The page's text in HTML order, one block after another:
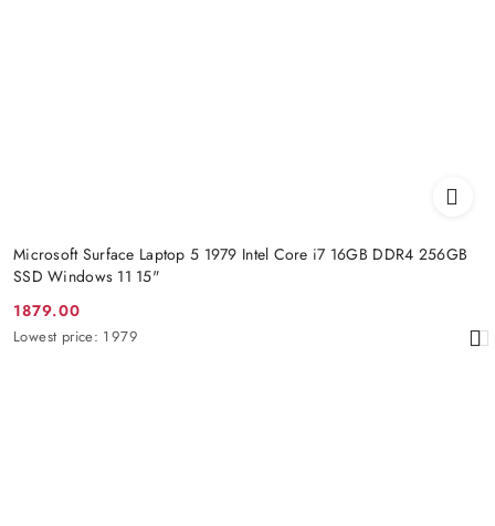
Microsoft Surface Laptop 5 1979 Intel Core i7 16GB DDR4 256GB
SSD Windows 11 15"
Promotion
price:
1879.00
Lowest
Lowest price: 1979